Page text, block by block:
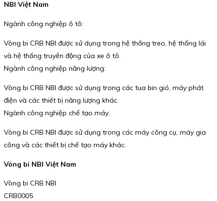
NBI Việt Nam
Ngành công nghiệp ô tô:
Vòng bi CRB NBI được sử dụng trong hệ thống treo, hệ thống lái
và hệ thống truyền động của xe ô tô.
Ngành công nghiệp năng lượng:
Vòng bi CRB NBI được sử dụng trong các tua bin gió, máy phát
điện và các thiết bị năng lượng khác.
Ngành công nghiệp chế tạo máy:
Vòng bi CRB NBI được sử dụng trong các máy công cụ, máy gia
công và các thiết bị chế tạo máy khác.
Vòng bi NBI Việt Nam
Vòng bi CRB NBI
CRB0005